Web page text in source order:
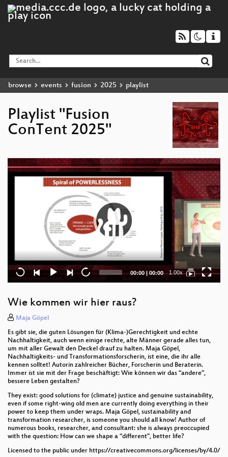
browse events fusion 2025 playlist
Playlist "Fusion
ConTent 2025"
Video
Player
Current
time
00:00|Total
00:00 1.00x
Wie kommen wir hier raus?
Maja Göpel
Es gibt sie, die guten Lösungen für (Klima-)Gerechtigkeit und echte
Nachhaltigkeit, auch wenn einige rechte, alte Männer gerade alles tun,
um mit aller Gewalt den Deckel drauf zu halten. Maja Göpel,
Nachhaltigkeits- und Transformationsforscherin, ist eine, die ihr alle
kennen solltet! Autorin zahlreicher Bücher, Forscherin und Beraterin.
Immer ist sie mit der Frage beschäftigt: Wie können wir das “andere”,
bessere Leben gestalten?
They exist: good solutions for (climate) justice and genuine sustainability,
even if some right-wing old men are currently doing everything in their
power to keep them under wraps. Maja Göpel, sustainability and
transformation researcher, is someone you should all know! Author of
numerous books, researcher, and consultant: she is always preoccupied
with the question: How can we shape a “different”, better life?
Licensed to the public under https://creativecommons.org/licenses/by/4.0/